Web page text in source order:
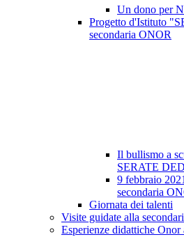
Un dono per
Progetto d'Istituto
secondaria ONOR
Il bullismo a
SERATE
9 febbraio
secondaria
Giornata dei talenti
Visite guidate alla
Esperienze didattiche Onor